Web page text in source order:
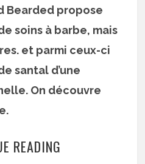
Bearded propose
soins à barbe, mais
et parmi ceux-ci
santal d’une
On découvre
READING